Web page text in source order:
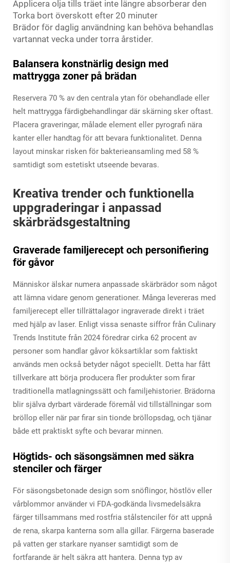
Applicera olja tills träet inte längre absorberar den
Torka bort överskott efter 20 minuter
Brädor för daglig användning kan behöva behandlas
vartannat vecka under torra årstider.
Balansera konstnärlig design med
mattrygga zoner på brädan
Reservera 70 % av den centrala ytan för obehandlade eller
helt mattrygga färdigbehandlingar där skärning sker oftast.
Placera graveringar, målade element eller pyrografi nära
kanter eller handtag för att bevara funktionalitet. Denna
layout minskar risken för bakterieansamling med 58 %
samtidigt som estetiskt utseende bevaras.
Kreativa trender och funktionella
uppgraderingar i anpassad
skärbrädsgestaltning
Graverade familjerecept och personifiering
för gåvor
Människor älskar numera anpassade skärbrädor som något
att lämna vidare genom generationer. Många levereras med
familjerecept eller tillrättalagor ingraverade direkt i träet
med hjälp av laser. Enligt vissa senaste siffror från Culinary
Trends Institute från 2024 föredrar cirka 62 procent av
personer som handlar gåvor köksartiklar som faktiskt
används men också betyder något speciellt. Detta har fått
tillverkare att börja producera fler produkter som firar
traditionella matlagningssätt och familjehistorier. Brädorna
blir själva dyrbart värderade föremål vid tillställningar som
bröllop eller när par firar sin tionde bröllopsdag, och tjänar
både ett praktiskt syfte och bevarar minnen.
Högtids- och säsongsämnen med säkra
stenciler och färger
För säsongsbetonade design som snöflingor, höstlöv eller
vårblommor använder vi FDA-godkända livsmedelsäkra
färger tillsammans med rostfria stålstenciler för att uppnå
de rena, skarpa kanterna som alla gillar. Färgerna baserade
på vatten ger starkare nyanser samtidigt som de
fortfarande är helt säkra att hantera. Denna typ av